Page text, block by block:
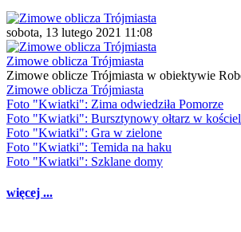
sobota, 13 lutego 2021 11:08
Zimowe oblicza Trójmiasta
Zimowe oblicze Trójmiasta w obiektywie
Zimowe oblicza Trójmiasta
Foto "Kwiatki": Zima odwiedziła Pomorze
Foto "Kwiatki": Bursztynowy ołtarz w
Foto "Kwiatki": Gra w zielone
Foto "Kwiatki": Temida na haku
Foto "Kwiatki": Szklane domy
więcej ...